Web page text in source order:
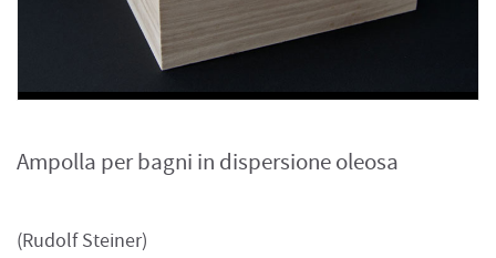
Ampolla per bagni in dispersione oleosa
(Rudolf Steiner)